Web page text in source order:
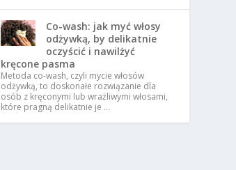
Co-wash: jak myć włosy
odżywką, by delikatnie
oczyścić i nawilżyć
kręcone pasma
Metoda co-wash, czyli mycie włosów
odżywką, to doskonałe rozwiązanie dla
osób z kręconymi lub wrażliwymi włosami,
które pragną delikatnie je …